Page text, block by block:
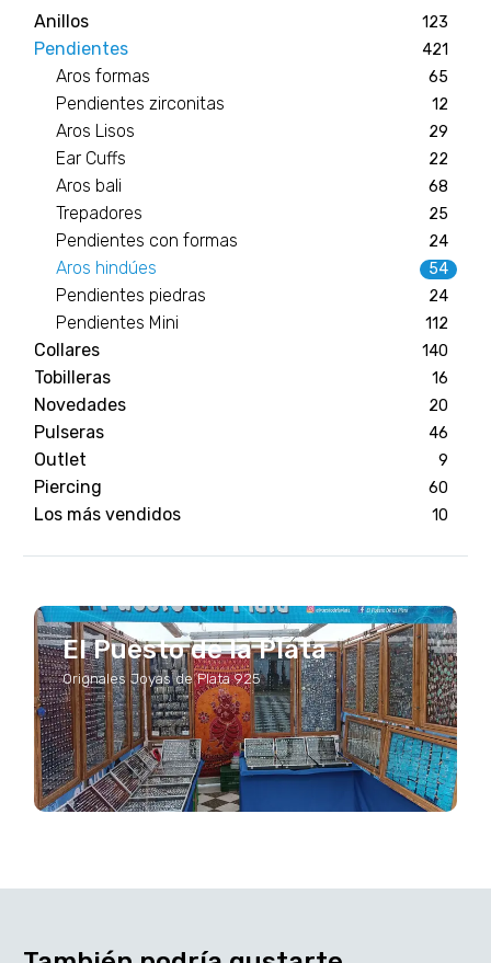
Anillos 123
Pendientes 421
Aros formas 65
Pendientes zirconitas 12
Aros Lisos 29
Ear Cuffs 22
Aros bali 68
Trepadores 25
Pendientes con formas 24
Aros hindúes 54
Pendientes piedras 24
Pendientes Mini 112
Collares 140
Tobilleras 16
Novedades 20
Pulseras 46
Outlet 9
Piercing 60
Los más vendidos 10
El Puesto de la Plata
Orignales Joyas de Plata 925